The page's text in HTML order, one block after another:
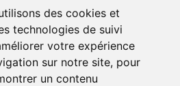
des cookies et
technologies de suivi
votre expérience
sur notre site, pour
un contenu
Exposition